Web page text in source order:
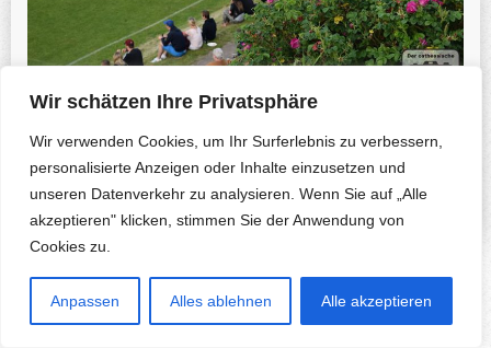
Wir schätzen Ihre Privatsphäre
Wir verwenden Cookies, um Ihr Surferlebnis zu verbessern,
personalisierte Anzeigen oder Inhalte einzusetzen und
unseren Datenverkehr zu analysieren. Wenn Sie auf „Alle
akzeptieren" klicken, stimmen Sie der Anwendung von
Cookies zu.
Anpassen Alles ablehnen Alle akzeptieren
Previous Photo Next Photo